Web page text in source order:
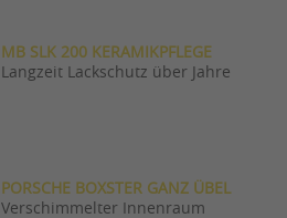
MB SLK 200 KERAMIKPFLEGE
Langzeit Lackschutz über Jahre
PORSCHE BOXSTER GANZ ÜBEL
Verschimmelter Innenraum